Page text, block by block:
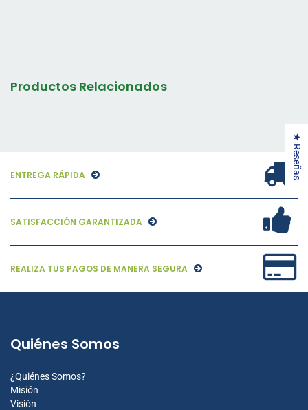
Productos Relacionados
ENTREGA RÁPIDA
SATISFACCIÓN GARANTIZADA
REALIZA TUS PAGOS DE MANERA SEGURA
Quiénes Somos
¿Quiénes Somos?
Misión
Visión
★ Reseñas